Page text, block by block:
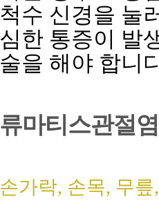
척수 신경을 눌
심한 통증이 발
술을 해야 합니
류마티스관절
손가락, 손목, 무